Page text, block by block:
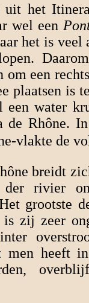
het
wel een
het is
een
plaatsen is
water
de Rhône.
vlakte de
breidt
rivier
grootste
is zij zeer
men heeft